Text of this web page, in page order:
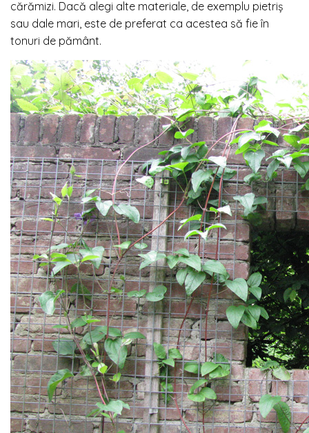
cărămizi. Dacă alegi alte materiale, de exemplu pietriș
sau dale mari, este de preferat ca acestea să fie în
tonuri de pământ.